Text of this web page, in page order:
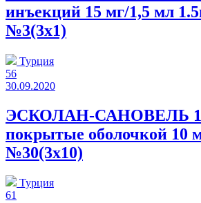
инъекций 15 мг/1,5 мл
№3(3x1)
Турция
56
30.09.2020
ЭСКОЛАН-САНОВЕЛЬ 10
покрытые оболочкой 10
№30(3x10)
Турция
61